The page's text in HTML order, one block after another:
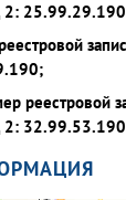
реестровой